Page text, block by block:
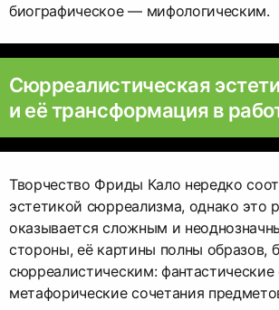
биографическое — мифологическим.
Сюрреалистическая
и её трансформация в
Творчество Фриды Кало нередко
эстетикой сюрреализма, однако это
оказывается сложным и
стороны, её картины полны образов,
сюрреалистическим: фантастические
метафорические сочетания